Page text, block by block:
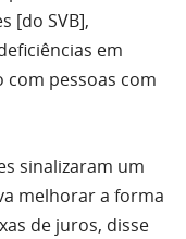
[do SVB],
em
com pessoas com
sinalizaram um
melhorar a forma
de juros, disse